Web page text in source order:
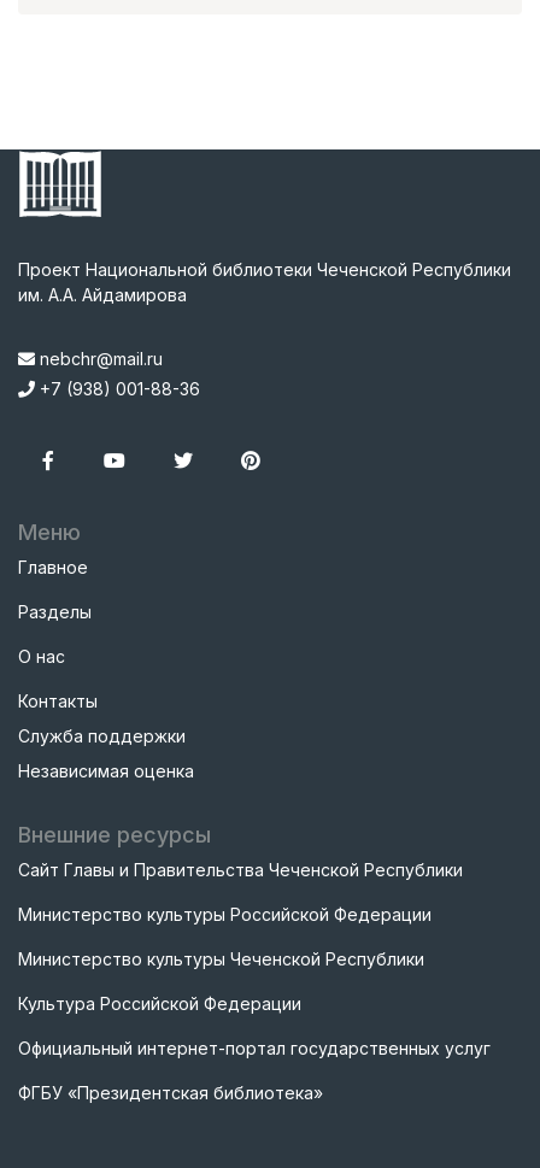
Проект Национальной библиотеки Чеченской Республики
им. А.А. Айдамирова
nebchr@mail.ru
+7 (938) 001-88-36
Меню
Главное
Разделы
О нас
Контакты
Служба поддержки
Независимая оценка
Внешние ресурсы
Сайт Главы и Правительства Чеченской Республики
Министерство культуры Российской Федерации
Министерство культуры Чеченской Республики
Культура Российской Федерации
Официальный интернет-портал государственных услуг
ФГБУ «Президентская библиотека»